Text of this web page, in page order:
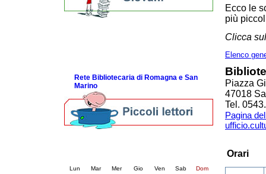
Ecco le
più
Clicca
Elenco
Piazza
47018
Tel.
Pagina
Orari
Rete Bibliotecaria di Romagna e San
Marino
Lun Mar Mer Gio Ven Sab
Dom